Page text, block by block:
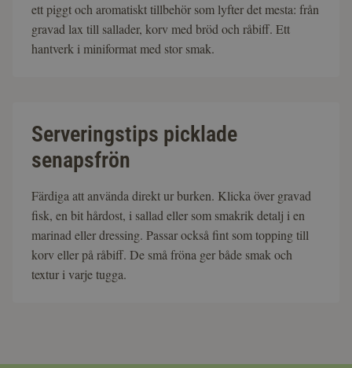
ett piggt och aromatiskt tillbehör som lyfter det mesta: från
gravad lax till sallader, korv med bröd och råbiff. Ett
hantverk i miniformat med stor smak.
Serveringstips picklade
senapsfrön
Färdiga att använda direkt ur burken. Klicka över gravad
fisk, en bit hårdost, i sallad eller som smakrik detalj i en
marinad eller dressing. Passar också fint som topping till
korv eller på råbiff. De små fröna ger både smak och
textur i varje tugga.